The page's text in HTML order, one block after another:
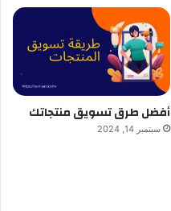
أفضل طرق تسويق منتجاتك
سبتمبر 14, 2024